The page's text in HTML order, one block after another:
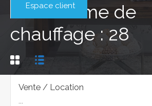
Espace client
Mécanisme de
chauffage : 28
Vente / Location
...